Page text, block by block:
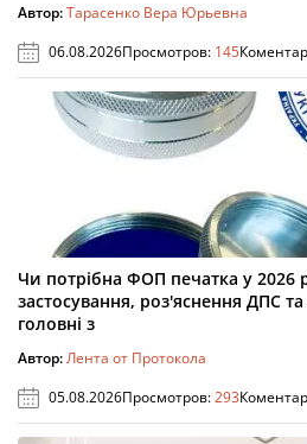
Автор:Тарасенко Вера Юрьевна
06.08.2026Просмотров: 145
Чи потрібна ФОП печатка у 2026
застосування, роз'яснення ДПС та
головні з
Автор:Лента от Протокола
05.08.2026Просмотров:293